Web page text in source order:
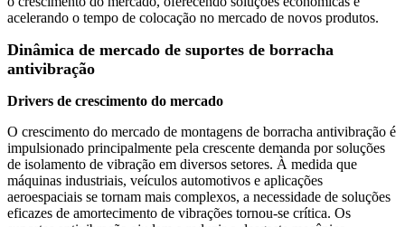
acelerando o tempo de colocação no mercado de novos produtos.
Dinâmica de mercado de suportes de borracha
antivibração
Drivers de crescimento do mercado
O crescimento do mercado de montagens de borracha antivibração é
impulsionado principalmente pela crescente demanda por soluções
de isolamento de vibração em diversos setores. À medida que
máquinas industriais, veículos automotivos e aplicações
aeroespaciais se tornam mais complexos, a necessidade de soluções
eficazes de amortecimento de vibrações tornou-se crítica. Os